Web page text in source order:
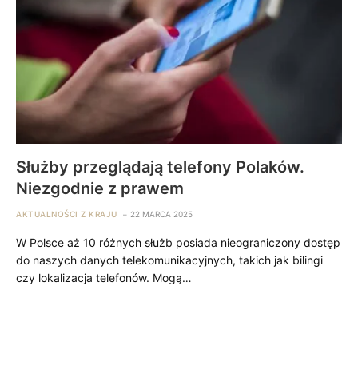
Służby przeglądają telefony Polaków.
Niezgodnie z prawem
AKTUALNOŚCI Z KRAJU 22 MARCA 2025
W Polsce aż 10 różnych służb posiada nieograniczony dostęp
do naszych danych telekomunikacyjnych, takich jak bilingi
czy lokalizacja telefonów. Mogą…